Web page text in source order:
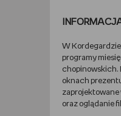
W
programy
chopinowskich.
oknach
zaprojektowane
oraz oglądanie